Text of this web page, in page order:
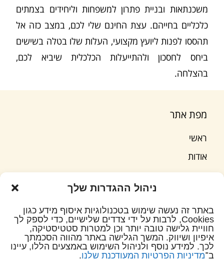
ניהול ההגדרות שלך
באתר זה נעשה שימוש בטכנולוגיות איסוף מידע כגון
Cookies, לרבות על ידי צדדים שלישיים, כדי לספק לך
חוויית גלישה טובה יותר וכן למטרות סטטיסטיקה,
איפיון ושיווק. המשך הגלישה באתר מהווה הסכמתך
לכך. למידע נוסף ולניהול השימוש באמצעים הללו, עיינו
ב־מדיניות הפרטיות המעודכנת שלנו.
משכנתאות ובניית פתרון למשפחות וליחידים בצמתים
כלכליים בחייהם. עצת החינם שלי לכם, במצב כזה אל
תהססו לפנות ליועץ מקצועי, העלות שלו בטלה בשישים
ביחס לחסכון ולהתייעלות הכלכלית שיביא לכם,
בהצלחה.
מפת אתר
ראשי
אודות
שירותי החברה
מאמרים וטיפים
המלצות
צור קשר